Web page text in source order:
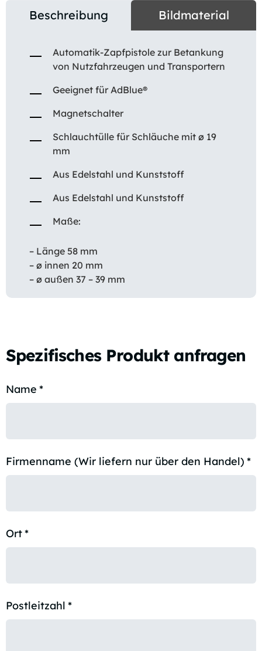
Beschreibung Bildmaterial
Automatik-Zapfpistole zur Betankung
von Nutzfahrzeugen und Transportern
Geeignet für AdBlue®
Magnetschalter
Schlauchtülle für Schläuche mit ø 19
mm
Aus Edelstahl und Kunststoff
Aus Edelstahl und Kunststoff
Maße:
– Länge 58 mm
– ø innen 20 mm
– ø außen 37 – 39 mm
Spezifisches Produkt anfragen
Name *
Firmenname (Wir liefern nur über den Handel) *
Ort*
Postleitzahl *